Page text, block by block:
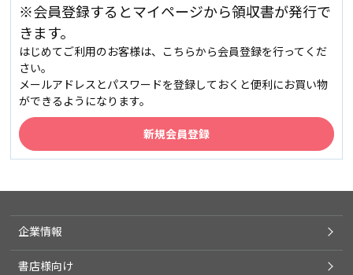
※会員登録するとマイページから領収書が発行で
きます。
はじめてご利用のお客様は、こちらから会員登録を行ってくだ
さい。
メールアドレスとパスワードを登録しておくと便利にお買い物
ができるようになります。
企業情報
書店様向け